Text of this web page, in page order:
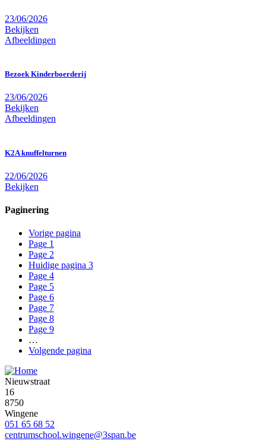
23/06/2026
Bekijken
Afbeeldingen
Bezoek Kinderboerderij
23/06/2026
Bekijken
Afbeeldingen
K2A knuffelturnen
22/06/2026
Bekijken
Paginering
Vorige pagina
Page 1
Page 2
Huidige pagina 3
Page 4
Page 5
Page 6
Page 7
Page 8
Page 9
…
Volgende pagina
Nieuwstraat
16
8750
Wingene
051 65 68 52
centrumschool.wingene@3span.be